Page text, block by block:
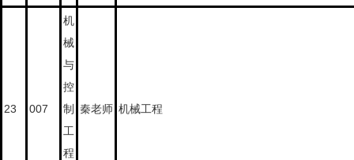
23 007
机
械
与
控
制
工
程
秦老师 机械工程